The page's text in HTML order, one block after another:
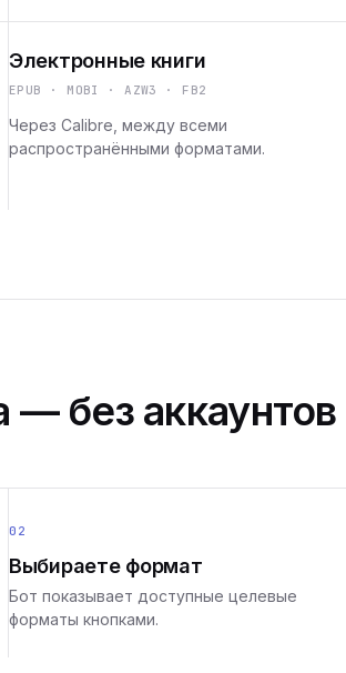
Электронные книги
EPUB · MOBI · AZW3 · FB2
Через Calibre, между всеми
распространёнными форматами.
— без аккаунтов
02
Выбираете формат
Бот показывает доступные целевые
форматы кнопками.